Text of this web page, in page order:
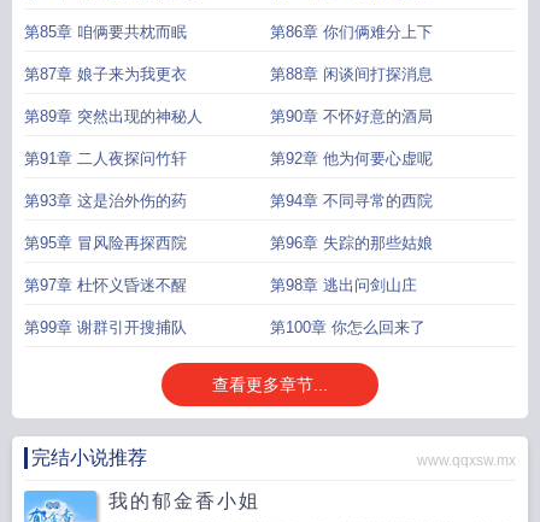
第85章 咱俩要共枕而眠 第86章 你们俩难分上下
第87章 娘子来为我更衣 第88章 闲谈间打探消息
第89章 突然出现的神秘人 第90章 不怀好意的酒局
第91章 二人夜探问竹轩 第92章 他为何要心虚呢
第93章 这是治外伤的药 第94章 不同寻常的西院
第95章 冒风险再探西院 第96章 失踪的那些姑娘
第97章 杜怀义昏迷不醒 第98章 逃出问剑山庄
第99章 谢群引开搜捕队 第100章 你怎么回来了
查看更多章节...
完结小说推荐 www.qqxsw.mx
我的郁金香小姐